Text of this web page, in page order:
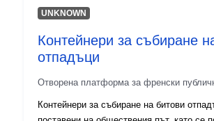
UNKNOWN
Контейнери за събиране
отпадъци
Отворена платформа за френски
Контейнери за събиране на битови